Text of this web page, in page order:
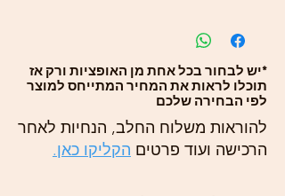
*יש לבחור בכל אחת מן האופציות ורק אז
תוכלו לראות את המחיר המתייחס למוצר
לפי הבחירה שלכם
להוראות משלוח החלב, הנחיות לאחר
הרכישה ועוד פרטים הקליקו כאן.